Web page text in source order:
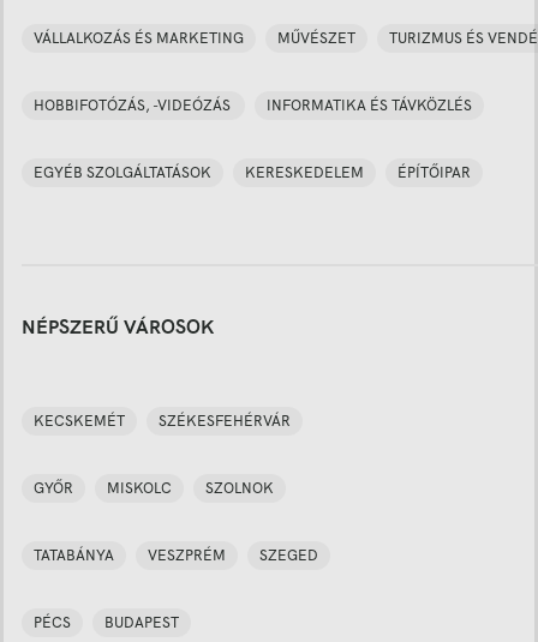
VÁLLALKOZÁS ÉS MARKETING MŰVÉSZET TURIZMUS ÉS
HOBBIFOTÓZÁS, -VIDEÓZÁS INFORMATIKA ÉS TÁVKÖZLÉS
EGYÉB SZOLGÁLTATÁSOK KERESKEDELEM ÉPÍTŐIPAR
NÉPSZERŰ VÁROSOK
KECSKEMÉT SZÉKESFEHÉRVÁR
GYŐR MISKOLC SZOLNOK
TATABÁNYA VESZPRÉM SZEGED
PÉCS BUDAPEST